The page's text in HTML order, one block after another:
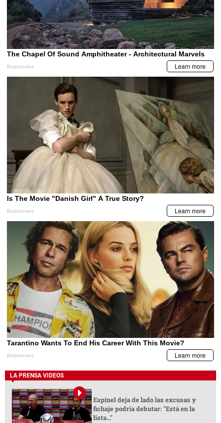
LA PRENSA VIDEOS
Espinel deja de lado las excusas y
fichaje podría debutar: "Está en la
lista..."